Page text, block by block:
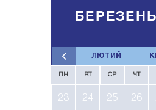
ЛЮТИЙ
ПН ВТ СР ЧТ
23 24 25 26